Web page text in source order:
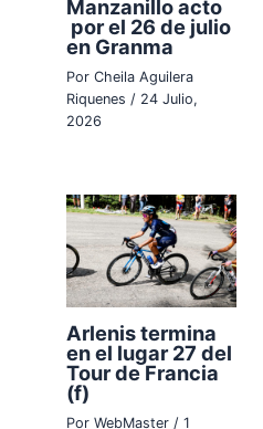
Manzanillo acto
por el 26 de julio
en Granma
PorCheila Aguilera
Riquenes/ 24 Julio,
2026
Arlenis termina
en el lugar 27 del
Tour de Francia
(f)
PorWebMaster/1